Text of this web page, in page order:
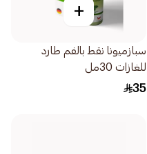
+
سبازميونا نقط بالفم طارد
للغازات 30مل
35